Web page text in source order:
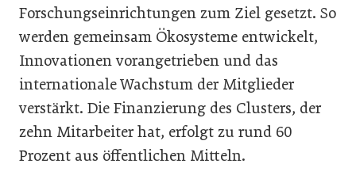
Forschungseinrichtungen zum Ziel gesetzt. So
werden gemeinsam Ökosysteme entwickelt,
Innovationen vorangetrieben und das
internationale Wachstum der Mitglieder
verstärkt. Die Finanzierung des Clusters, der
zehn Mitarbeiter hat, erfolgt zu rund 60
Prozent aus öffentlichen Mitteln.